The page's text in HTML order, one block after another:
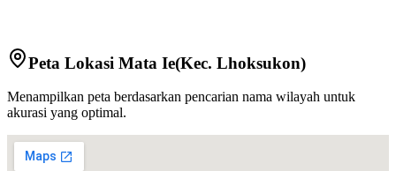
Peta Lokasi Mata Ie(Kec. Lhoksukon)
Menampilkan peta berdasarkan pencarian nama wilayah untuk
akurasi yang optimal.